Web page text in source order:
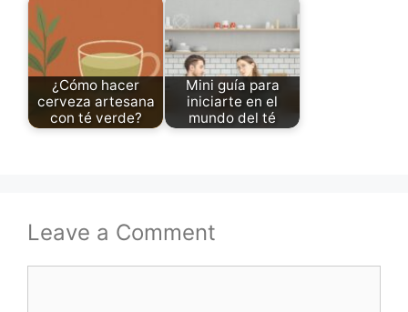
¿Cómo hacer
cerveza artesana
con té verde?
Mini guía para
iniciarte en el
mundo del té
Leave a Comment